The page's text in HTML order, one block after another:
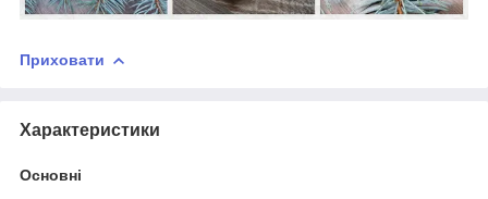
Приховати
Характеристики
Основні